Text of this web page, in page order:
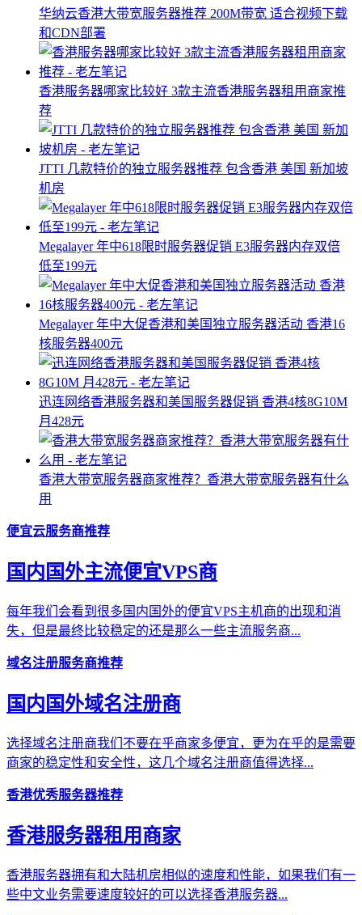
华纳云香港大带宽服务器推荐 200M带宽 适合视频下载
和CDN部署
香港服务器哪家比较好 3款主流香港服务器租用商家推
荐
JTTI 几款特价的独立服务器推荐 包含香港 美国 新加坡
机房
Megalayer 年中618限时服务器促销 E3服务器内存双倍
低至199元
Megalayer 年中大促香港和美国独立服务器活动 香港16
核服务器400元
迅连网络香港服务器和美国服务器促销 香港4核8G10M
月428元
香港大带宽服务器商家推荐？香港大带宽服务器有什么
用
便宜云服务商推荐
国内国外主流便宜VPS商
每年我们会看到很多国内国外的便宜VPS主机商的出现和消
失，但是最终比较稳定的还是那么一些主流服务商...
域名注册服务商推荐
国内国外域名注册商
选择域名注册商我们不要在乎商家多便宜，更为在乎的是需要
商家的稳定性和安全性，这几个域名注册商值得选择...
香港优秀服务器推荐
香港服务器租用商家
香港服务器拥有和大陆机房相似的速度和性能，如果我们有一
些中文业务需要速度较好的可以选择香港服务器...